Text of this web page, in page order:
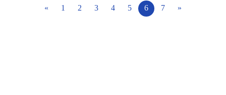
« 1 2 3 4 5 6 7 »